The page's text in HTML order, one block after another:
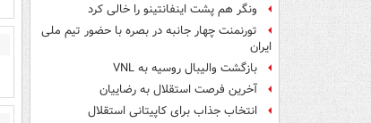
ونگر هم پشت اینفانتینو را خالی کرد
تورنمنت چهار جانبه در بصره با حضور تیم ملی
ایران
بازگشت والیبال روسیه به VNL
آخرین فرصت استقلال به رضاییان
انتخاب جذاب برای کاپیتانی استقلال